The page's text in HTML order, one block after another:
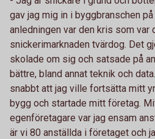
gav jag mig in i byggbranschen
anledningen var den kris som var
snickerimarknaden tvärdog. Det
skolade om sig och satsade på
bättre, bland annat teknik och
snabbt att jag ville fortsätta mitt
bygg och startade mitt företag.
egenföretagare var jag ensam
är vi 80 anställda i företaget och